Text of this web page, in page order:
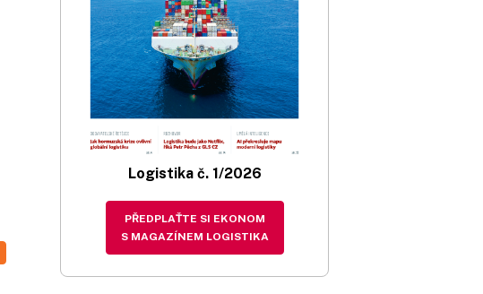
Logistika č. 1/2026
PŘEDPLAŤTE SI EKONOM
S MAGAZÍNEM LOGISTIKA